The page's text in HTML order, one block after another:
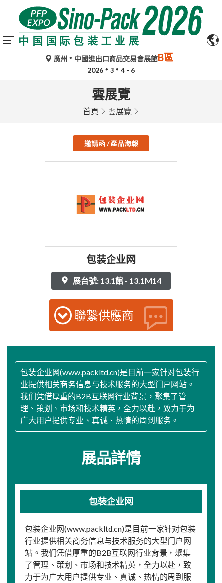
廣州 中國進出口商品交易會展館B區
2026 3 4 - 6
雲展覽
首頁 雲展覽
邀請函 / 產品海報
包装企业网
展台號: 13.1館 - 13.1M14
聯繫供應商
包装企业网(www.packltd.cn)是目前一家针对包装行
业提供相关商务信息与技术服务的大型门户网站。
我们凭借厚重的B2B互联网行业背景，聚集了管
理、策划、市场和技术精英，全力以赴，致力于为
广大用户提供专业、真诚、热情的周到服务。
展品詳情
包装企业网
包装企业网(www.packltd.cn)是目前一家针对包装
行业提供相关商务信息与技术服务的大型门户网
站。我们凭借厚重的B2B互联网行业背景，聚集
了管理、策划、市场和技术精英，全力以赴，致
力于为广大用户提供专业、真诚、热情的周到服